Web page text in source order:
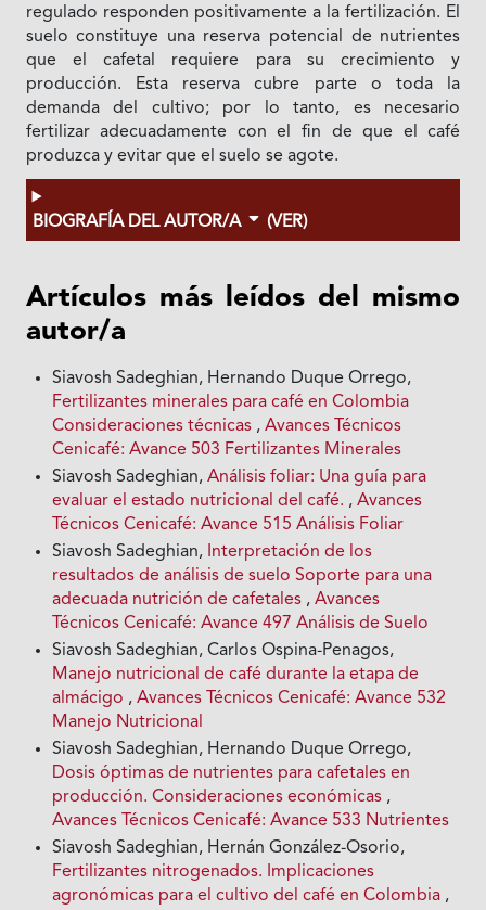
regulado responden positivamente a la fertilización. El
suelo constituye una reserva potencial de nutrientes
que el cafetal requiere para su crecimiento y
producción. Esta reserva cubre parte o toda la
demanda del cultivo; por lo tanto, es necesario
fertilizar adecuadamente con el fin de que el café
produzca y evitar que el suelo se agote.
BIOGRAFÍA DEL AUTOR/A (VER)
Artículos más leídos del mismo
autor/a
Siavosh Sadeghian, Hernando Duque Orrego,
Fertilizantes minerales para café en Colombia
Consideraciones técnicas ,Avances Técnicos
Cenicafé: Avance 503 Fertilizantes Minerales
Siavosh Sadeghian,Análisis foliar: Una guía para
evaluar el estado nutricional del café. ,Avances
Técnicos Cenicafé: Avance 515 Análisis Foliar
Siavosh Sadeghian, Interpretación de los
resultados de análisis de suelo Soporte para una
adecuada nutrición de cafetales ,Avances
Técnicos Cenicafé: Avance 497 Análisis de Suelo
Siavosh Sadeghian, Carlos Ospina-Penagos,
Manejo nutricional de café durante la etapa de
almácigo ,Avances Técnicos Cenicafé: Avance 532
Manejo Nutricional
Siavosh Sadeghian, Hernando Duque Orrego,
Dosis óptimas de nutrientes para cafetales en
producción. Consideraciones económicas ,
Avances Técnicos Cenicafé: Avance 533 Nutrientes
Siavosh Sadeghian, Hernán González-Osorio,
Fertilizantes nitrogenados. Implicaciones
agronómicas para el cultivo del café en Colombia ,